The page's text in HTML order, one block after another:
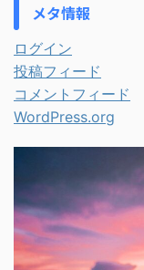
メタ情報
ログイン
投稿フィード
コメントフィード
WordPress.org